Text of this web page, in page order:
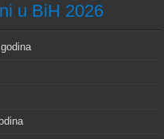
u BiH 2026